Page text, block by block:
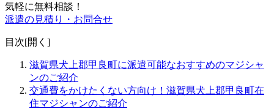
気軽に無料相談！
派遣の見積り・お問合せ
目次[開く ]
滋賀県犬上郡甲良町に派遣可能なおすすめのマジシャ
ンのご紹介
交通費をかけたくない方向け！滋賀県犬上郡甲良町在
住マジシャンのご紹介